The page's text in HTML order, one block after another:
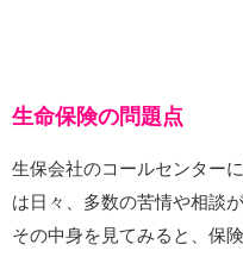
生命保険の問題点
生保会社のコールセンター
は日々、多数の苦情や相談
その中身を見てみると、保